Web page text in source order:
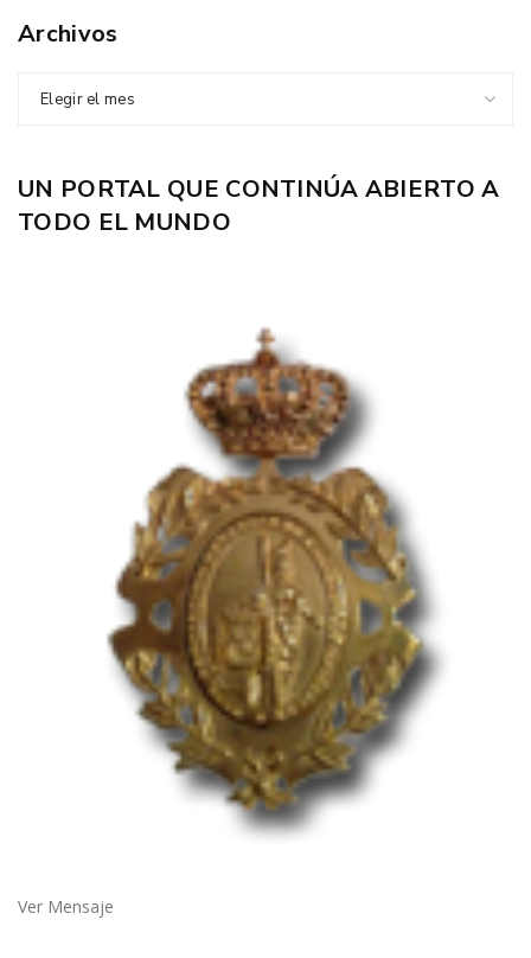
Archivos
Elegir el mes
UN PORTAL QUE CONTINÚA ABIERTO A
TODO EL MUNDO
Ver Mensaje